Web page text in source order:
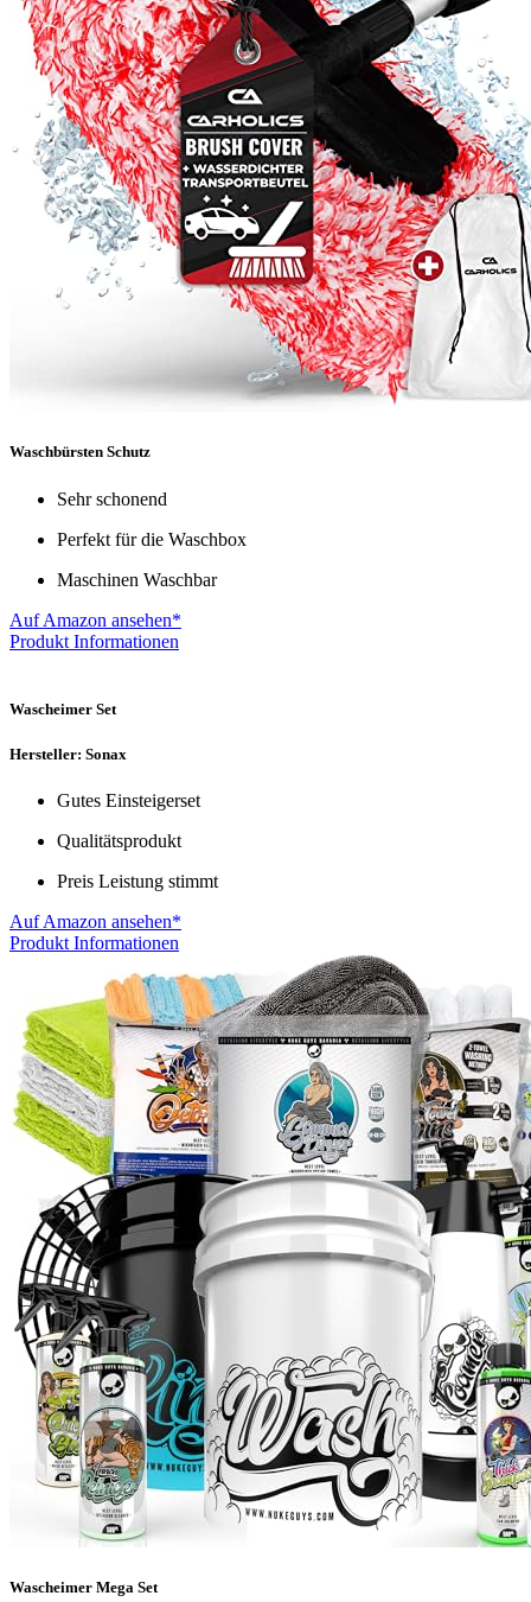
Waschbürsten Schutz
Sehr schonend
Perfekt für die Waschbox
Maschinen Waschbar
Auf Amazon ansehen*
Produkt Informationen
Wascheimer Set
Hersteller: Sonax
Gutes Einsteigerset
Qualitätsprodukt
Preis Leistung stimmt
Auf Amazon ansehen*
Produkt Informationen
Wascheimer Mega Set